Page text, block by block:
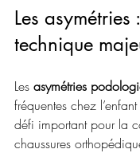
Les asymétries
technique
Les asymétries
fréquentes chez
défi important pour la
chaussures